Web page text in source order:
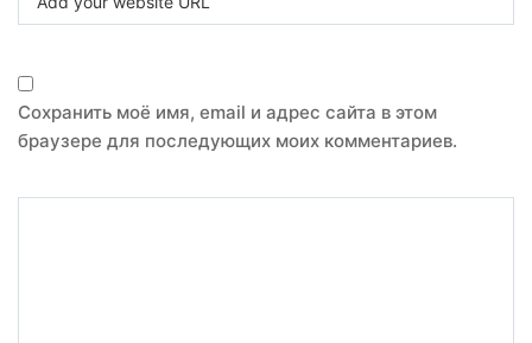
Сохранить моё имя, email и адрес сайта в этом
браузере для последующих моих комментариев.